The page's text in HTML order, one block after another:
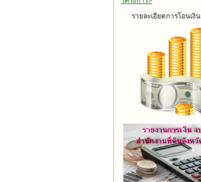
รายละเอียดการโอนเงิ